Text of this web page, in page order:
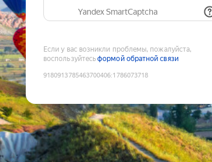
Yandex SmartCaptcha
Если у вас возникли проблемы, пожалуйста,
воспользуйтесьформой обратной связи
9180913785463700406:1786073718